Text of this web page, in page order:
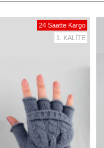
24 Saatte Kargo
1. KALİTE